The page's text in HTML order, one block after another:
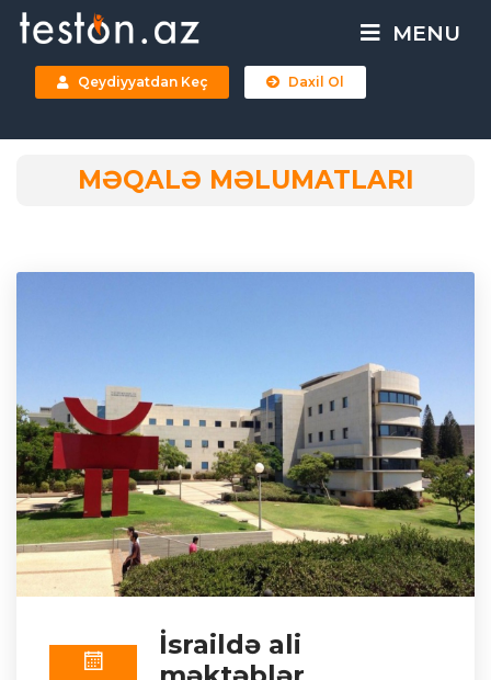
MENU
Qeydiyyatdan Keç Daxil Ol
MƏQALƏ MƏLUMATLARI
İsraildə ali